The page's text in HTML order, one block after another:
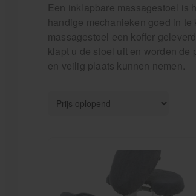
Een inklapbare massagestoel is
handige mechanieken goed in
massagestoel een koffer
klapt u de stoel uit en worden
en veilig plaats kunnen nemen.